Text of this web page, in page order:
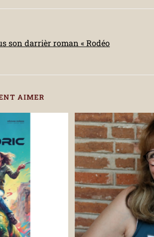
son darrièr roman « Rodéo
AIMER